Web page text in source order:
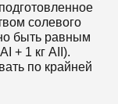
солевого
быть равным
+ 1 кг AII).
по крайней